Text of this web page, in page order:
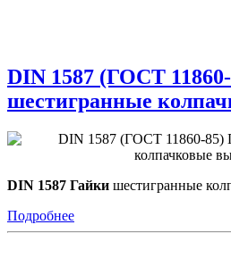
DIN 1587 (ГОСТ
шестигранные
DIN 1587 Гайки шестигранные
Подробнее